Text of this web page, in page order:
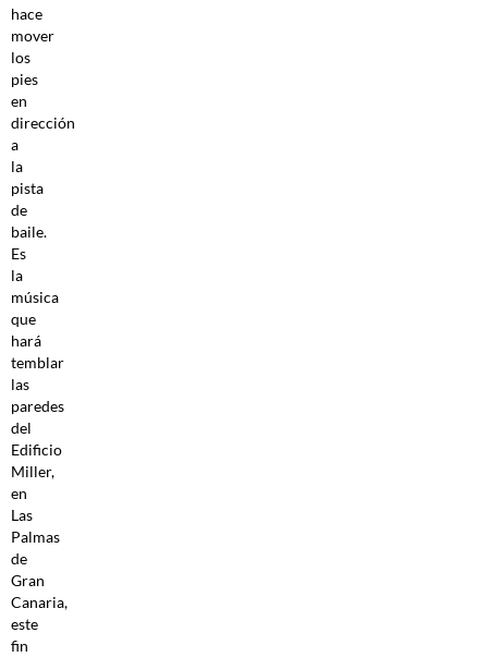
hace
mover
los
pies
en
dirección
a
la
pista
de
baile.
Es
la
música
que
hará
temblar
las
paredes
del
Edificio
Miller,
en
Las
Palmas
de
Gran
Canaria,
este
fin